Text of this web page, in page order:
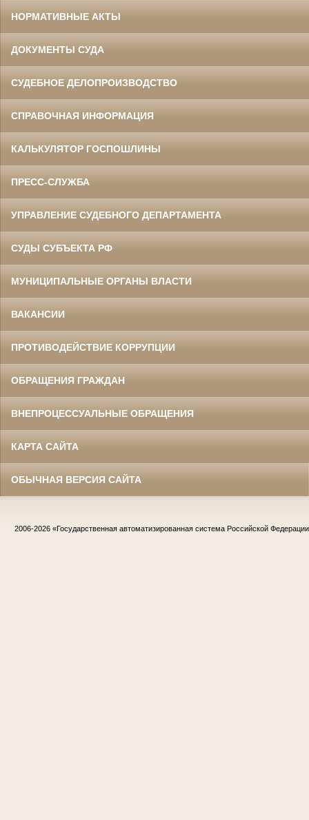
НОРМАТИВНЫЕ АКТЫ
ДОКУМЕНТЫ СУДА
СУДЕБНОЕ ДЕЛОПРОИЗВОДСТВО
СПРАВОЧНАЯ ИНФОРМАЦИЯ
КАЛЬКУЛЯТОР ГОСПОШЛИНЫ
ПРЕСС-СЛУЖБА
УПРАВЛЕНИЕ СУДЕБНОГО ДЕПАРТАМЕНТА
СУДЫ СУБЪЕКТА РФ
МУНИЦИПАЛЬНЫЕ ОРГАНЫ ВЛАСТИ
ВАКАНСИИ
ПРОТИВОДЕЙСТВИЕ КОРРУПЦИИ
ОБРАЩЕНИЯ ГРАЖДАН
ВНЕПРОЦЕССУАЛЬНЫЕ ОБРАЩЕНИЯ
КАРТА САЙТА
ОБЫЧНАЯ ВЕРСИЯ САЙТА
2006-2026 «Государственная автоматизированная система Российской